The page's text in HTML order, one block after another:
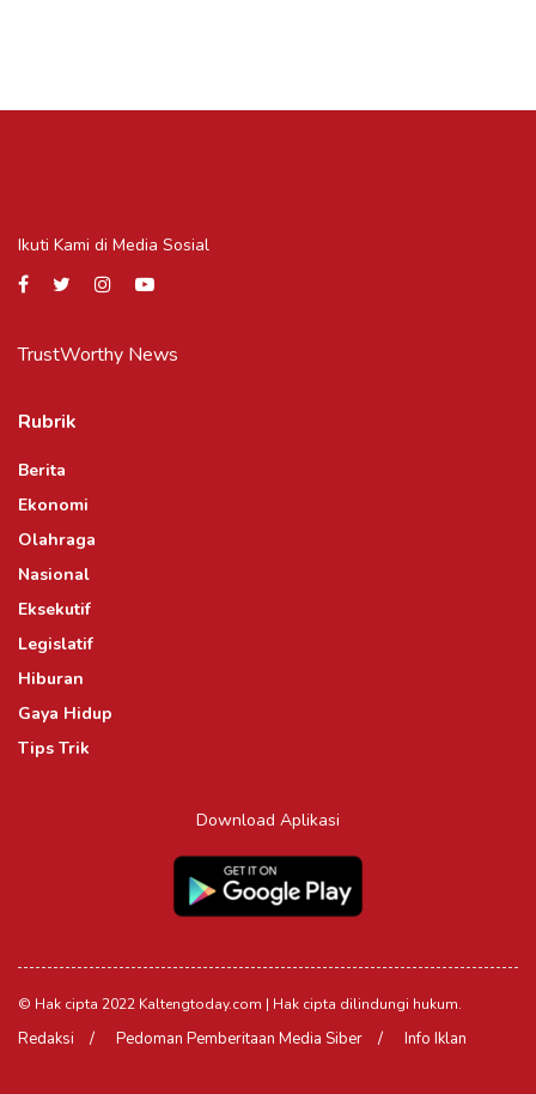
Ikuti Kami di Media Sosial
TrustWorthy News
Rubrik
Berita
Ekonomi
Olahraga
Nasional
Eksekutif
Legislatif
Hiburan
Gaya Hidup
Tips Trik
Download Aplikasi
© Hak cipta 2022 Kaltengtoday.com | Hak cipta dilindungi hukum.
Redaksi Pedoman Pemberitaan Media Siber Info Iklan